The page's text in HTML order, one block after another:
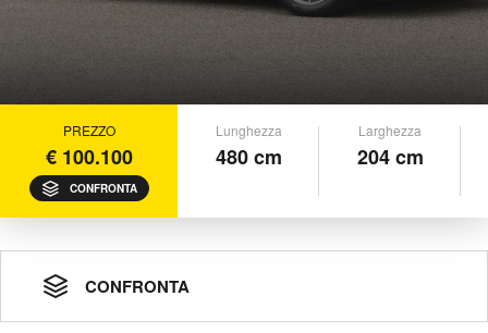
PREZZO
€ 100.100
CONFRONTA
Lunghezza
480 cm
Larghezza
204 cm
CONFRONTA